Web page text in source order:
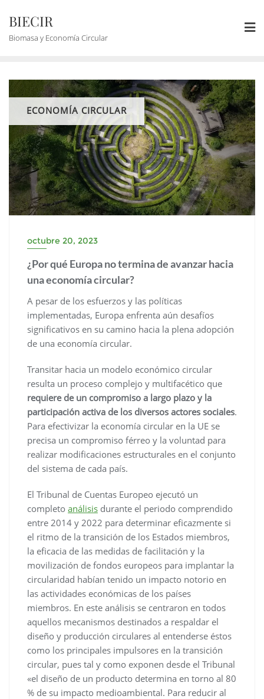
BIECIR
Biomasa y Economía Circular
ECONOMÍA CIRCULAR
octubre 20, 2023
¿Por qué Europa no termina de avanzar hacia
una economía circular?
A pesar de los esfuerzos y las políticas
implementadas, Europa enfrenta aún desafíos
significativos en su camino hacia la plena adopción
de una economía circular.
Transitar hacia un modelo económico circular
resulta un proceso complejo y multifacético que
requiere de un compromiso a largo plazo y la
participación activa de los diversos actores sociales.
Para efectivizar la economía circular en la UE se
precisa un compromiso férreo y la voluntad para
realizar modificaciones estructurales en el conjunto
del sistema de cada país.
El Tribunal de Cuentas Europeo ejecutó un
completo análisis durante el periodo comprendido
entre 2014 y 2022 para determinar eficazmente si
el ritmo de la transición de los Estados miembros,
la eficacia de las medidas de facilitación y la
movilización de fondos europeos para implantar la
circularidad habían tenido un impacto notorio en
las actividades económicas de los países
miembros. En este análisis se centraron en todos
aquellos mecanismos destinados a respaldar el
diseño y producción circulares al entenderse éstos
como los principales impulsores en la transición
circular, pues tal y como exponen desde el Tribunal
«el diseño de un producto determina en torno al 80
% de su impacto medioambiental. Para reducir al